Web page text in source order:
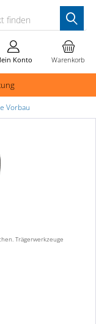
finden
Warenkorb
Konto
Vorbau
Trägerwerkzeuge